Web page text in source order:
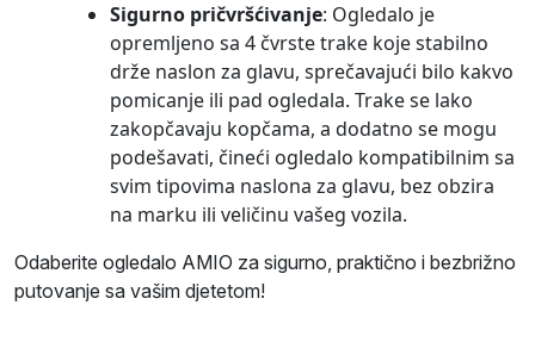
Sigurno pričvršćivanje: Ogledalo je
opremljeno sa 4 čvrste trake koje stabilno
drže naslon za glavu, sprečavajući bilo kakvo
pomicanje ili pad ogledala. Trake se lako
zakopčavaju kopčama, a dodatno se mogu
podešavati, čineći ogledalo kompatibilnim sa
svim tipovima naslona za glavu, bez obzira
na marku ili veličinu vašeg vozila.
Odaberite ogledalo AMIO za sigurno, praktično i bezbrižno
putovanje sa vašim djetetom!